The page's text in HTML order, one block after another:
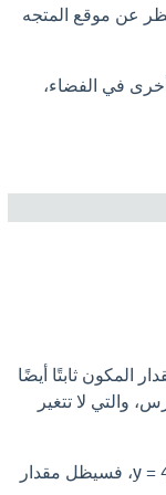
عن موقع المتجه
إلى نقطة أخرى في الفضاء،
المكون ثابتًا أيضًا
والتي لا تتغير
على سبيل المثال، إذا كان لدينا متجه طوله 5 وحدات، ومكوناته x = 3 و y = 4، فسيظل مقدار